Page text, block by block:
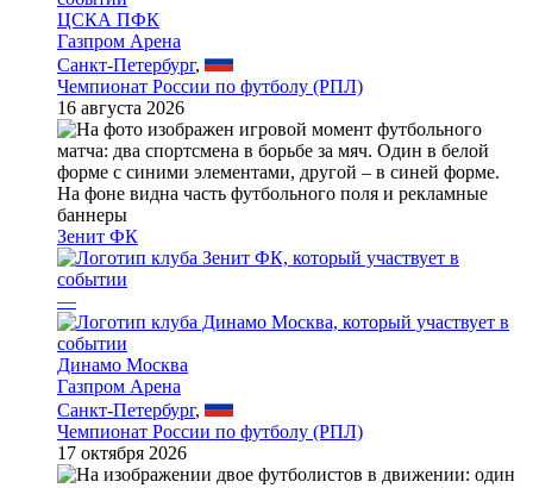
ЦСКА ПФК
Газпром Арена
Санкт-Петербург,
Чемпионат России по футболу (РПЛ)
16 августа 2026
Зенит ФК
—
Динамо Москва
Газпром Арена
Санкт-Петербург,
Чемпионат России по футболу (РПЛ)
17 октября 2026